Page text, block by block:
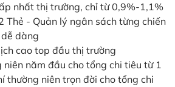
nhất thị trường, chỉ từ 0,9%-1,1%
Thẻ - Quản lý ngân sách từng chiến
dàng
cao top đầu thị trường
niên năm đầu cho tổng chi tiêu từ 1
thường niên trọn đời cho tổng chi